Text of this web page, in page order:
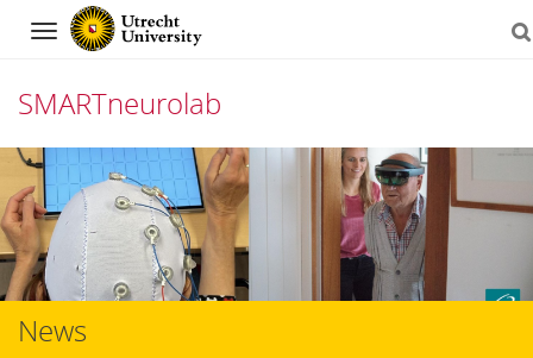
Navigation
SMARTneurolab
Skip
to
content
News